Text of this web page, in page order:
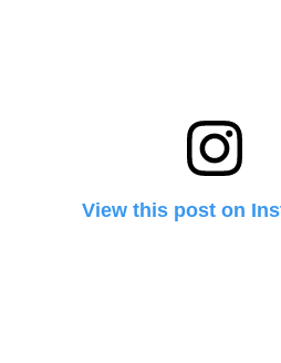
View this post on